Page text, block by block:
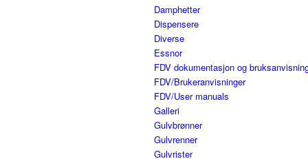
Damphetter
Dispensere
Diverse
Essnor
FDV dokumentasjon og
FDV/Brukeranvisninger
FDV/User manuals
Galleri
Gulvbrønner
Gulvrenner
Gulvrister